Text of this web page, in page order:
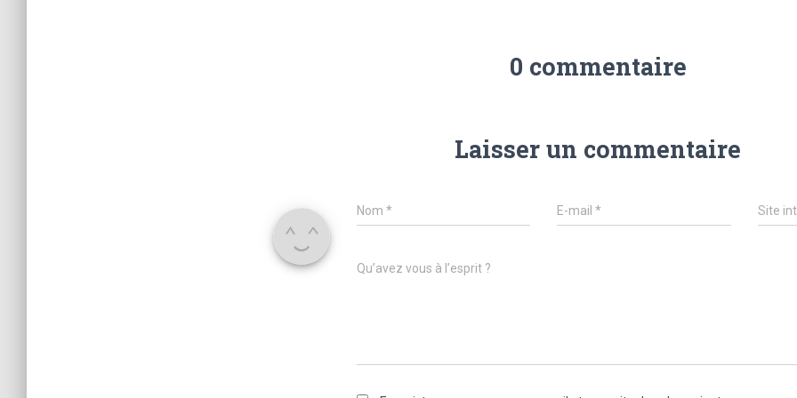
0 commentaire
Laisser un commentaire
Nom * E-mail* Site
Qu’avez vous à l’esprit ?